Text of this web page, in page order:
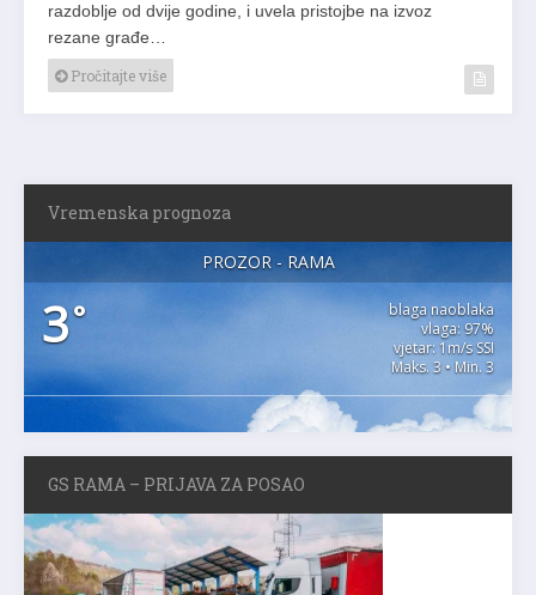
razdoblje od dvije godine, i uvela pristojbe na izvoz
rezane građe…
Pročitajte više
Vremenska prognoza
PROZOR - RAMA
3°
blaga naoblaka
vlaga: 97%
vjetar: 1m/s SSI
Maks. 3 • Min. 3
GS RAMA – PRIJAVA ZA POSAO